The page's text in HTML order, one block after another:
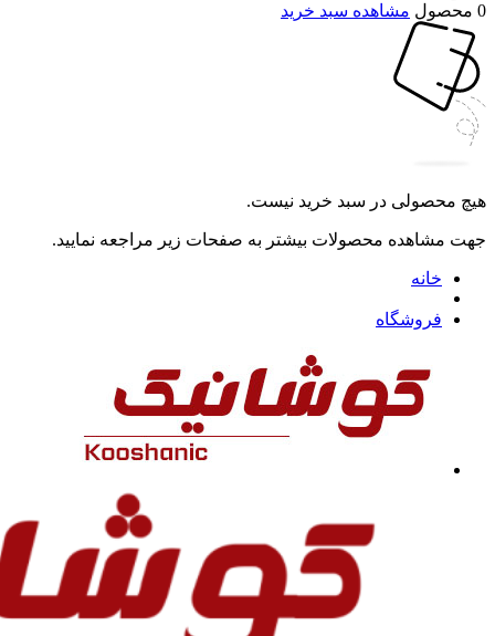
0 محصول
مشاهده سبد خرید
هیچ محصولی در سبد خرید نیست.
جهت مشاهده محصولات بیشتر به صفحات زیر مراجعه نمایید.
خانه
فروشگاه